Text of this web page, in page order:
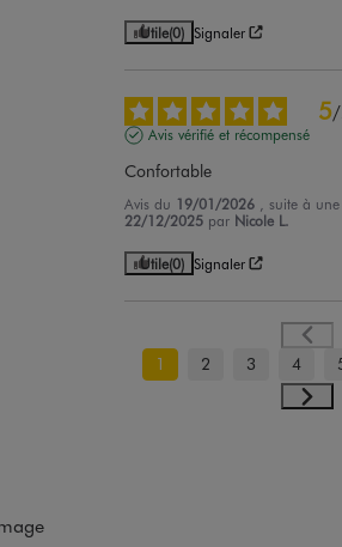
Utile(0) Signaler
5/
Avis vérifié et récompensé
Confortable
Avis du 19/01/2026
, suite à
22/12/2025 par Nicole L.
Utile(0) Signaler
1 2 3 4